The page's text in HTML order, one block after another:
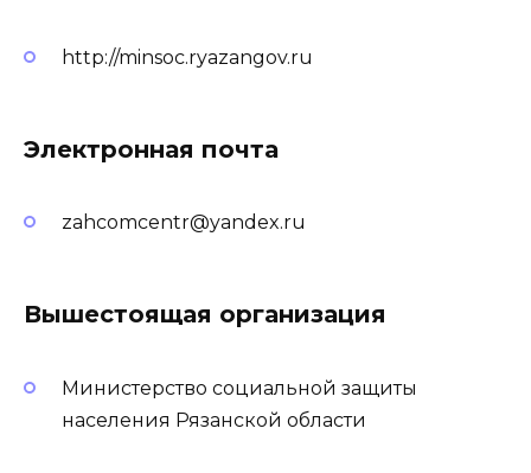
http://minsoc.ryazangov.ru
Электронная почта
zahcomcentr@yandex.ru
Вышестоящая организация
Министерство социальной защиты
населения Рязанской области